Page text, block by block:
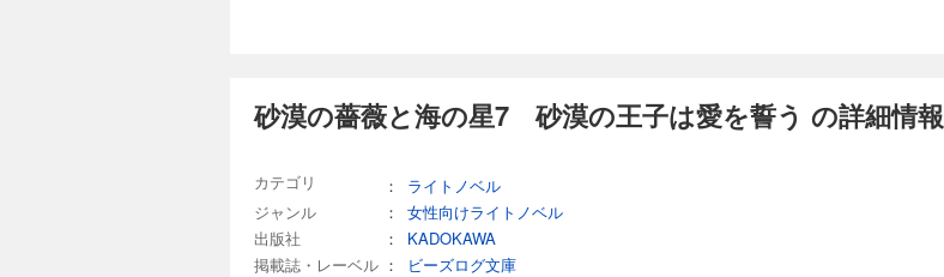
砂漠の薔薇と海の星7 砂漠の王子は愛を誓う の詳細情報
カテゴリ ：
ライトノベル
ジャンル
：
女性向けライトノベル
出版社
：
KADOKAWA
掲載誌・レーベル ：
ビーズログ文庫